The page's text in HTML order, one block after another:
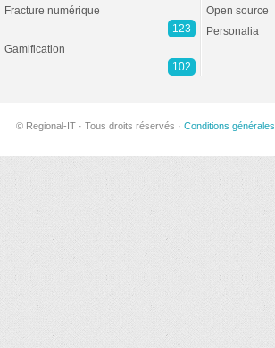
Fracture numérique
123
Gamification
102
Open source
Personalia
© Regional-IT · Tous droits réservés · Conditions générales